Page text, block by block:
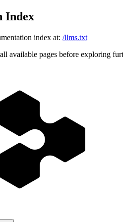
Index
index at: /llms.txt
available pages before exploring